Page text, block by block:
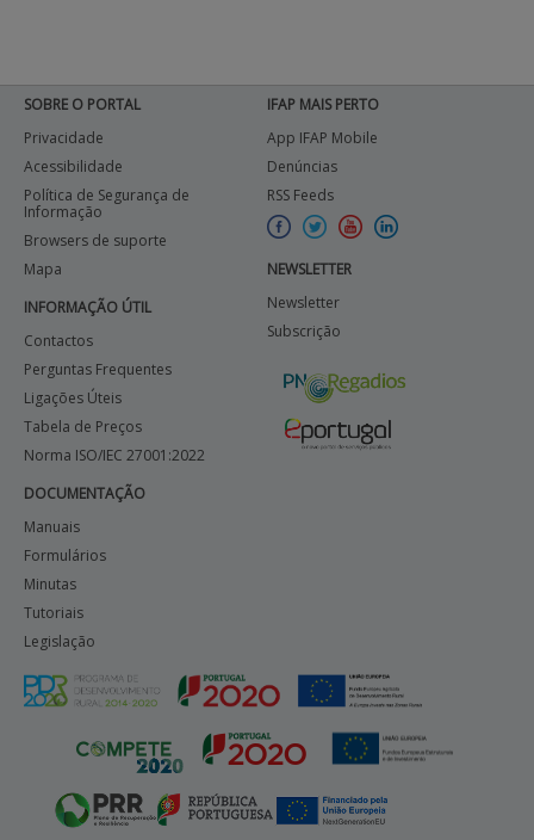
SOBRE O PORTAL
Privacidade
Acessibilidade
Política de Segurança de
Informação
Browsers de suporte
Mapa
INFORMAÇÃO ÚTIL
Contactos
Perguntas Frequentes
Ligações Úteis
Tabela de Preços
Norma ISO/IEC 27001:2022
DOCUMENTAÇÃO
Manuais
Formulários
Minutas
Tutoriais
Legislação
IFAP MAIS PERTO
App IFAP Mobile
Denúncias
RSS Feeds
NEWSLETTER
Newsletter
Subscrição